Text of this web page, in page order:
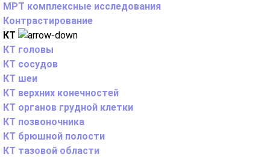
МРТ комплексные исследования
Контрастирование
КТ
КТ головы
КТ сосудов
КТ шеи
КТ верхних конечностей
КТ органов грудной клетки
КТ позвоночника
КТ брюшной полости
КТ тазовой области